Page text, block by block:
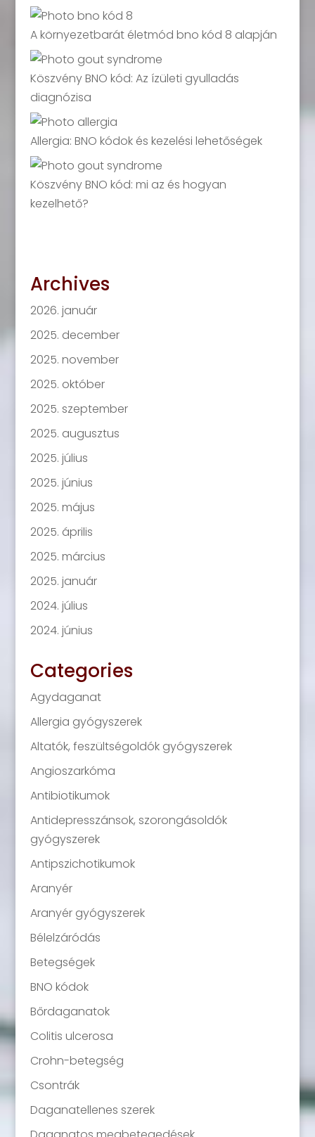
A környezetbarát életmód bno kód 8 alapján
Köszvény BNO kód: Az ízületi gyulladás
diagnózisa
Allergia: BNO kódok és kezelési lehetőségek
Köszvény BNO kód: mi az és hogyan
kezelhető?
Archives
2026. január
2025. december
2025. november
2025. október
2025. szeptember
2025. augusztus
2025. július
2025. június
2025. május
2025. április
2025. március
2025. január
2024. július
2024. június
Categories
Agydaganat
Allergia gyógyszerek
Altatók, feszültségoldók gyógyszerek
Angioszarkóma
Antibiotikumok
Antidepresszánsok, szorongásoldók
gyógyszerek
Antipszichotikumok
Aranyér
Aranyér gyógyszerek
Bélelzáródás
Betegségek
BNO kódok
Bőrdaganatok
Colitis ulcerosa
Crohn-betegség
Csontrák
Daganatellenes szerek